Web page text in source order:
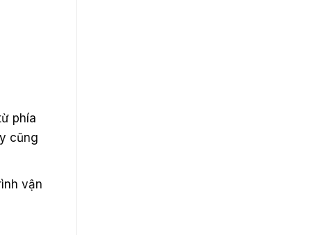
phía
cũng
vận